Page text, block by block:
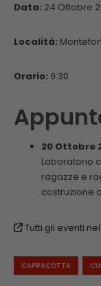
Data: 24 Ottobre
Località:
Orario: 9:30
20 Ottobre
Laboratorio
ragazze e
costruzione
Tutti gli eventi
CAPRACOTTA